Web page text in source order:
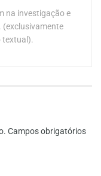
na investigação e
(exclusivamente
textual).
Campos obrigatórios